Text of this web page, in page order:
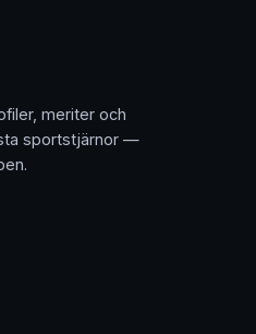
meriter och
sportstjärnor —